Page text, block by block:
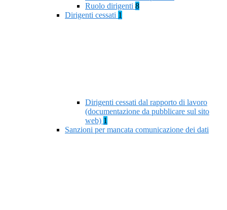
Ruolo dirigenti 8
Dirigenti cessati 1
Dirigenti cessati dal rapporto di lavoro
(documentazione da pubblicare sul sito
web) 1
Sanzioni per mancata comunicazione dei dati